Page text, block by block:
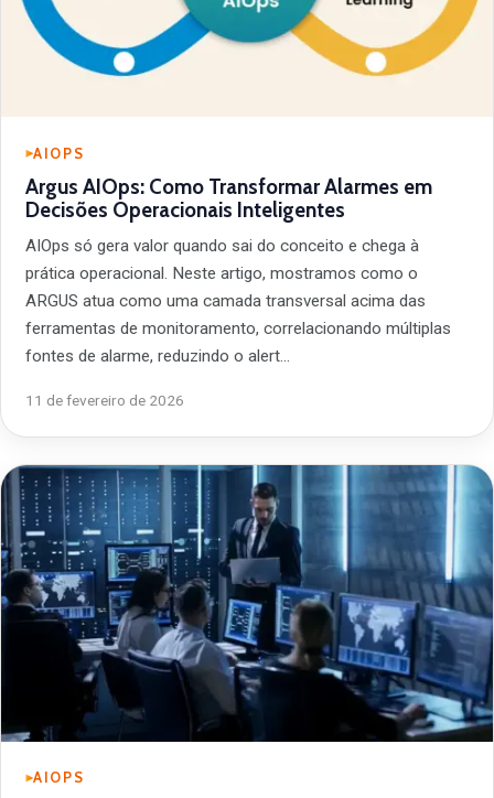
AIOPS
Argus AIOps: Como Transformar Alarmes em
Decisões Operacionais Inteligentes
AIOps só gera valor quando sai do conceito e chega à
prática operacional. Neste artigo, mostramos como o
ARGUS atua como uma camada transversal acima das
ferramentas de monitoramento, correlacionando múltiplas
fontes de alarme, reduzindo o alert…
11 de fevereiro de 2026
AIOPS